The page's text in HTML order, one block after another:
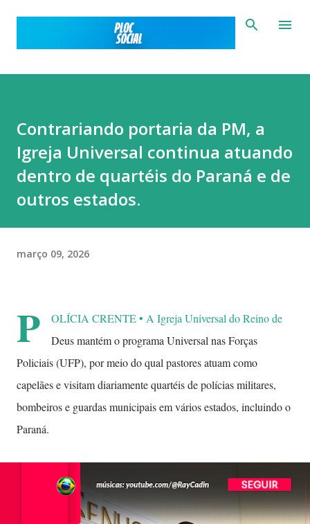
Pular para o conteúdo principal
Contrariando portaria da PM, a
Igreja Universal continua atuando
dentro de quartéis do Paraná e de
outros estados.
março 09, 2026
P
OLÍCIA CRENTE • A Igreja Universal do Reino de
Deus mantém o programa Universal nas Forças
Policiais (UFP), por meio do qual pastores atuam como
capelães e visitam diariamente quartéis de polícias militares,
bombeiros e guardas municipais em vários estados, incluindo o
Paraná.